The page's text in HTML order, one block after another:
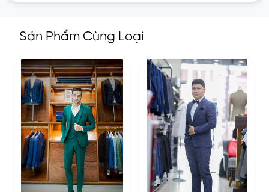
Sản Phẩm Cùng Loại